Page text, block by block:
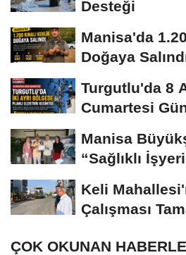
Desteği
Manisa'da
Doğaya
Turgutlu'da 8
Cumartesi
Manisa
“Sağlıklı
Keli
Çalışması
ÇOK OKUNAN